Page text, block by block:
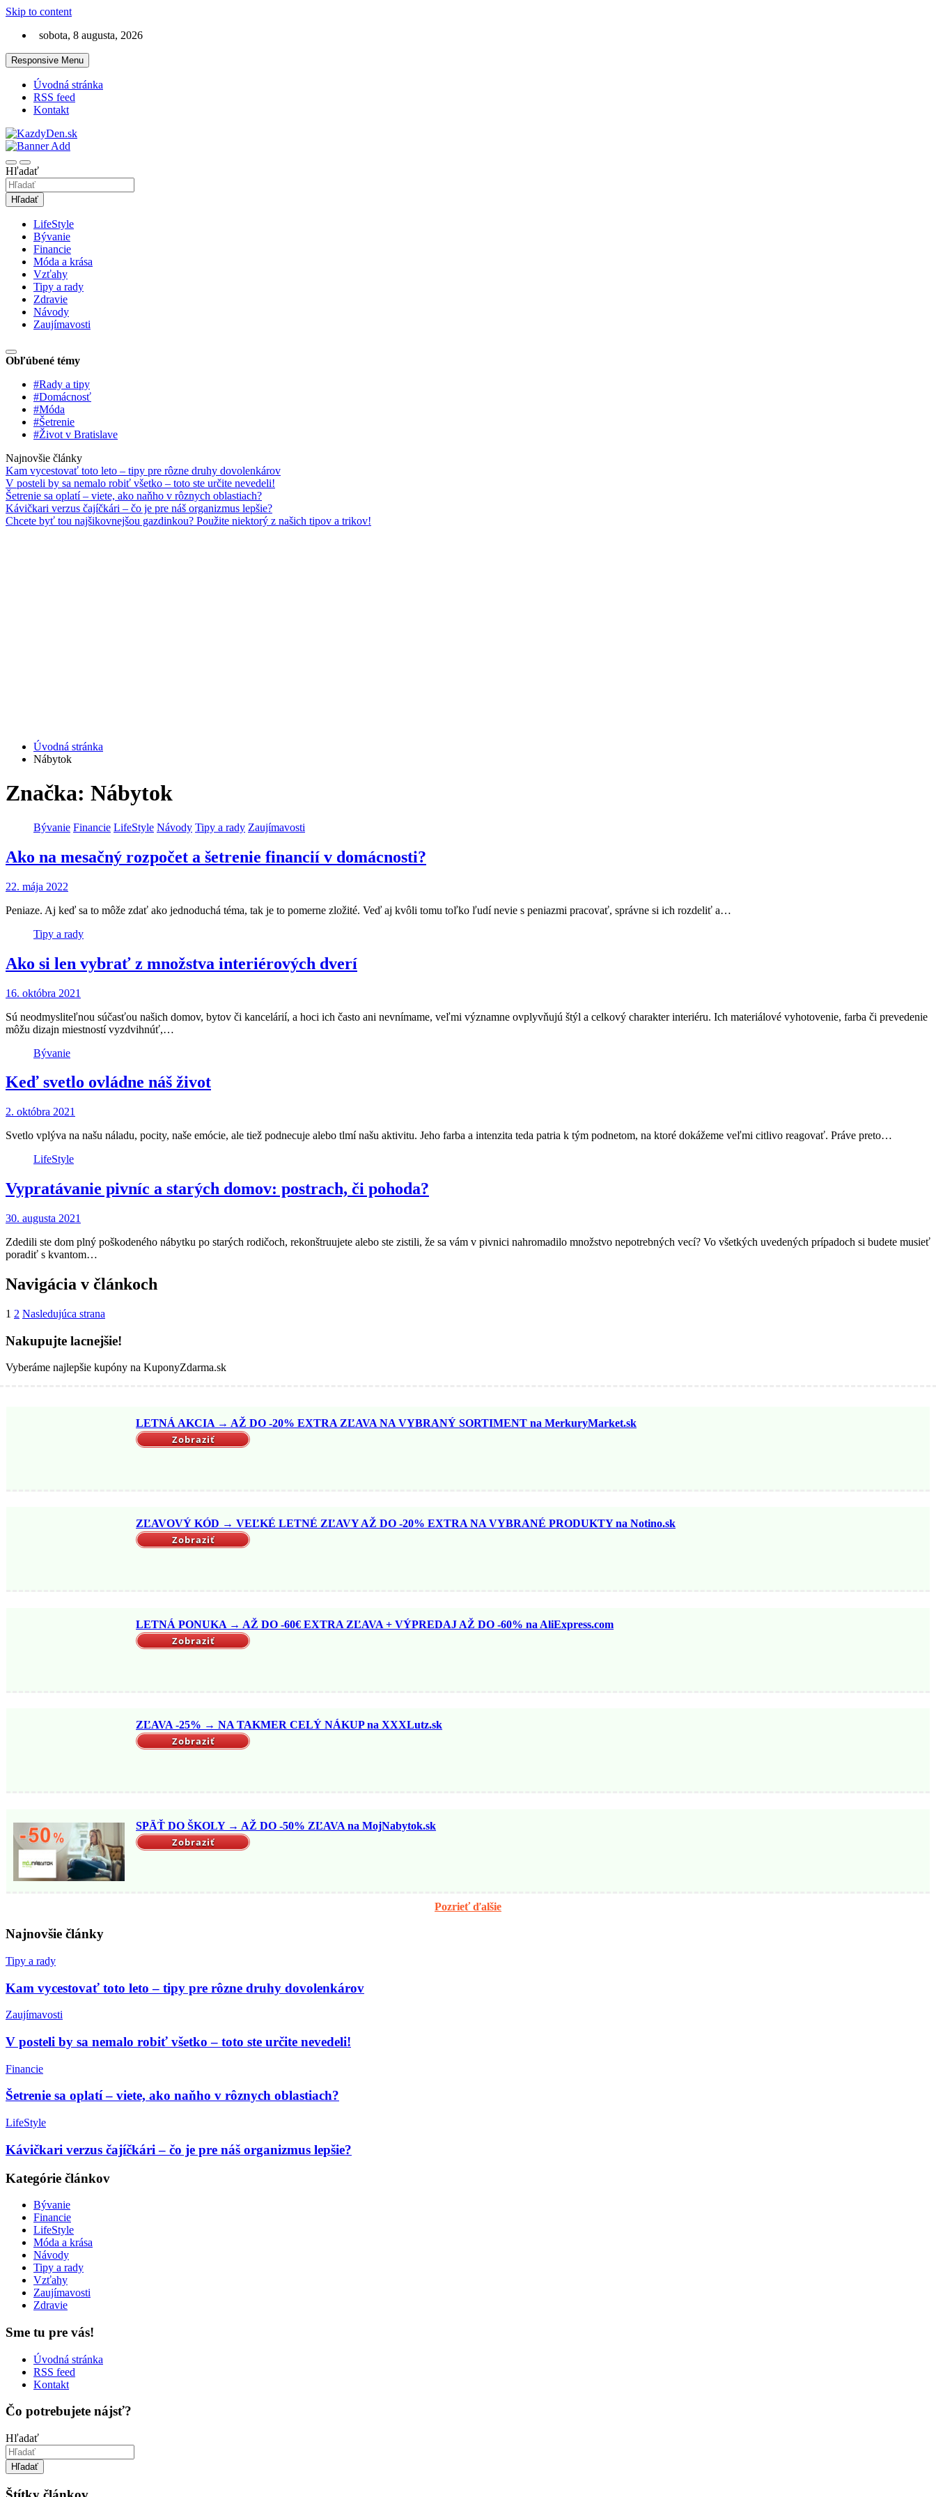
Skip to content
sobota, 8 augusta, 2026
Responsive Menu
Úvodná stránka
RSS feed
Kontakt
KazdyDen.sk
Hľadať
Hľadať
LifeStyle
Bývanie
Financie
Móda a krása
Vzťahy
Tipy a rady
Zdravie
Návody
Zaujímavosti
Obľúbené témy
#Rady a tipy
#Domácnosť
#Móda
#Šetrenie
#Život v Bratislave
Najnovšie články
Kam vycestovať toto leto – tipy pre rôzne druhy dovolenkárov
V posteli by sa nemalo robiť všetko – toto ste určite nevedeli!
Šetrenie sa oplatí – viete, ako naňho v rôznych oblastiach?
Kávičkari verzus čajíčkári – čo je pre náš organizmus lepšie?
Chcete byť tou najšikovnejšou gazdinkou? Použite niektorý z našich tipov a trikov!
Úvodná stránka
Nábytok
Značka: Nábytok
Bývanie Financie LifeStyle Návody Tipy a rady Zaujímavosti
Ako na mesačný rozpočet a šetrenie financií v domácnosti?
22. mája 2022
Peniaze. Aj keď sa to môže zdať ako jednoduchá téma, tak je to pomerne zložité. Veď aj kvôli tomu toľko ľudí nevie s peniazmi pracovať, správne si ich rozdeliť a…
Tipy a rady
Ako si len vybrať z množstva interiérových dverí
16. októbra 2021
Sú neodmysliteľnou súčasťou našich domov, bytov či kancelárií, a hoci ich často ani nevnímame, veľmi významne ovplyvňujú štýl a celkový charakter interiéru. Ich materiálové vyhotovenie, farba či prevedenie
môžu dizajn miestností vyzdvihnúť,…
Bývanie
Keď svetlo ovládne náš život
2. októbra 2021
Svetlo vplýva na našu náladu, pocity, naše emócie, ale tiež podnecuje alebo tlmí našu aktivitu. Jeho farba a intenzita teda patria k tým podnetom, na ktoré dokážeme veľmi citlivo reagovať. Práve preto…
LifeStyle
Vypratávanie pivníc a starých domov: postrach, či pohoda?
30. augusta 2021
Zdedili ste dom plný poškodeného nábytku po starých rodičoch, rekonštruujete alebo ste zistili, že sa vám v pivnici nahromadilo množstvo nepotrebných vecí? Vo všetkých uvedených prípadoch si budete musieť
poradiť s kvantom…
Navigácia v článkoch
1 2 Nasledujúca strana
Nakupujte lacnejšie!
Vyberáme najlepšie kupóny na KuponyZdarma.sk
LETNÁ AKCIA → AŽ DO -20% EXTRA ZĽAVA NA VYBRANÝ SORTIMENT na MerkuryMarket.sk
Zobraziť
ZĽAVOVÝ KÓD → VEĽKÉ LETNÉ ZĽAVY AŽ DO -20% EXTRA NA VYBRANÉ PRODUKTY na Notino.sk
Zobraziť
LETNÁ PONUKA → AŽ DO -60€ EXTRA ZĽAVA + VÝPREDAJ AŽ DO -60% na AliExpress.com
Zobraziť
ZĽAVA -25% → NA TAKMER CELÝ NÁKUP na XXXLutz.sk
Zobraziť
SPÄŤ DO ŠKOLY → AŽ DO -50% ZĽAVA na MojNabytok.sk
Zobraziť
Pozrieť ďalšie
Najnovšie články
Tipy a rady
Kam vycestovať toto leto – tipy pre rôzne druhy dovolenkárov
Zaujímavosti
V posteli by sa nemalo robiť všetko – toto ste určite nevedeli!
Financie
Šetrenie sa oplatí – viete, ako naňho v rôznych oblastiach?
LifeStyle
Kávičkari verzus čajíčkári – čo je pre náš organizmus lepšie?
Kategórie článkov
Bývanie
Financie
LifeStyle
Móda a krása
Návody
Tipy a rady
Vzťahy
Zaujímavosti
Zdravie
Sme tu pre vás!
Úvodná stránka
RSS feed
Kontakt
Čo potrebujete nájsť?
Hľadať
Hľadať